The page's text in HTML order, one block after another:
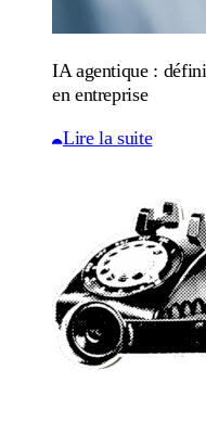
IA agentique :
en entreprise
Lire la suite